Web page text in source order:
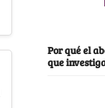
Por qué el
que